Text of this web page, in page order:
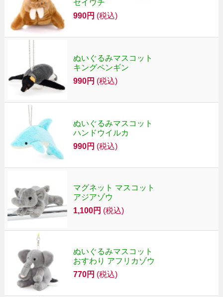
セイウチ
990円 (税込)
ぬいぐるみマスコット
キングペンギン
990円 (税込)
ぬいぐるみマスコット
ハンドウイルカ
990円 (税込)
マグネット マスコット
アジアゾウ
1,100円 (税込)
ぬいぐるみマスコット
おすわり アフリカゾウ
770円 (税込)